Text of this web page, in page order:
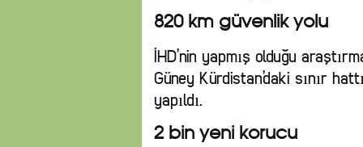
820 km güvenlik yolu
İHD’nin yapmış olduğu
Güney Kürdistan’daki sınır
yapıldı.
2 bin yeni korucu